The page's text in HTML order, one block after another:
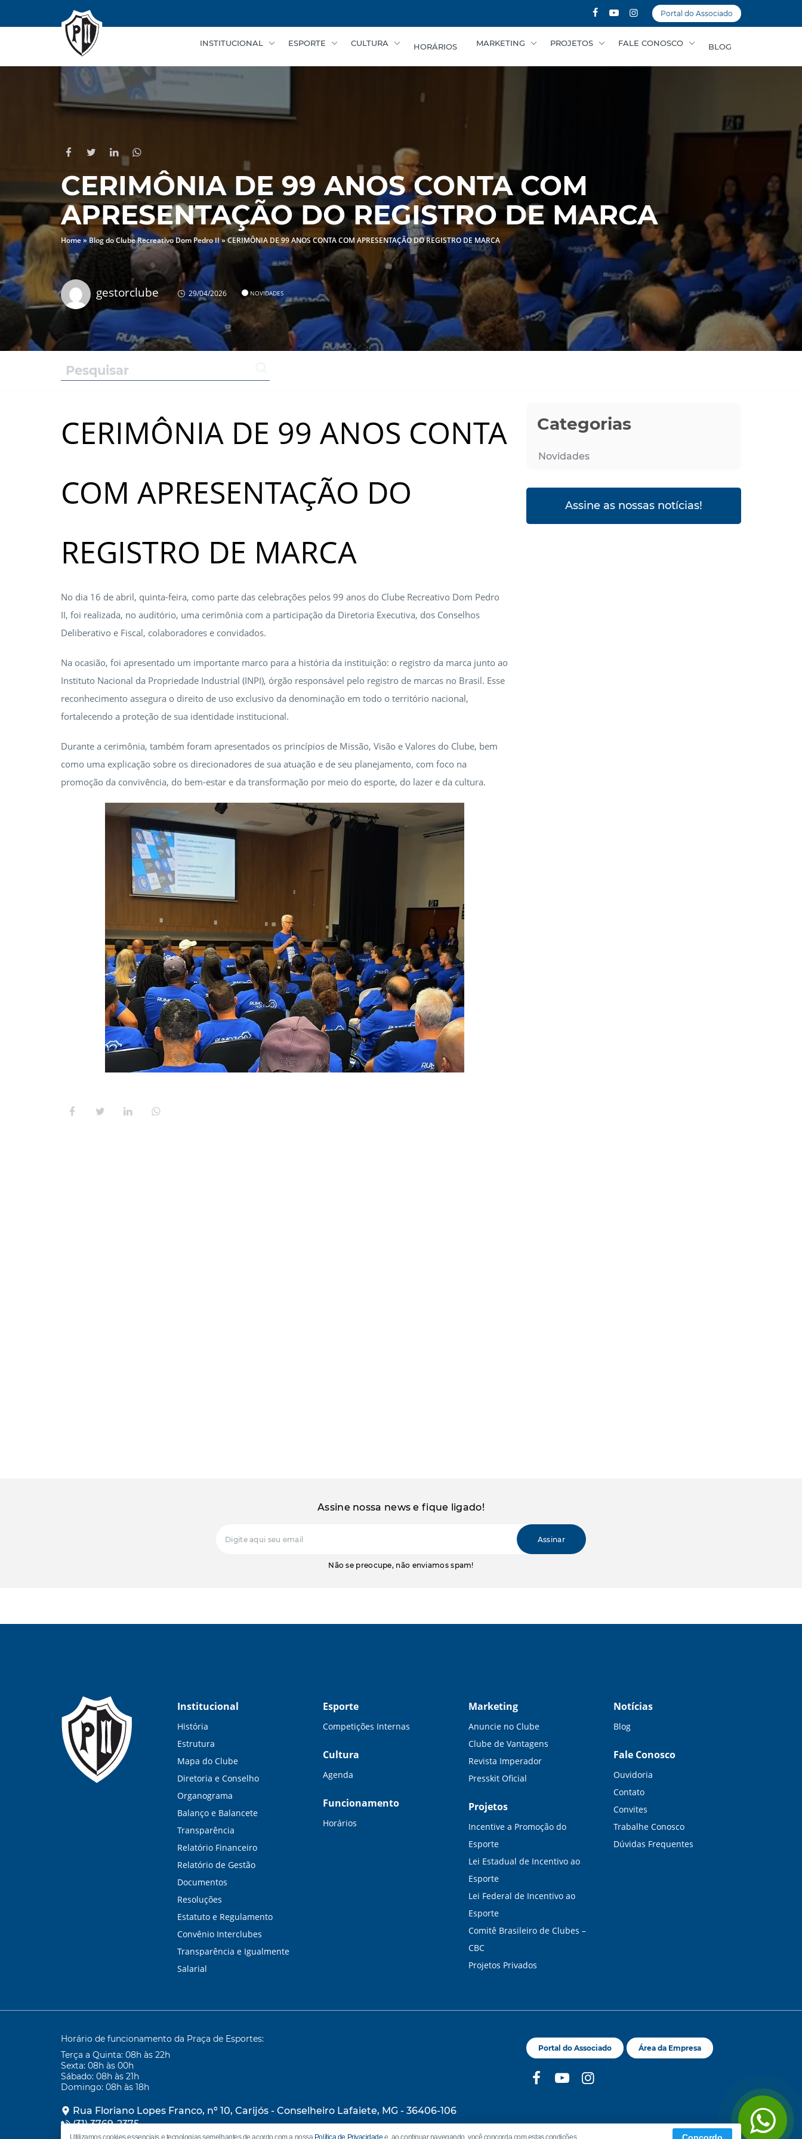
Portal do Associado
INSTITUCIONAL ESPORTE CULTURA HORÁRIOS MARKETING PROJETOS FALE CONOSCO BLOG
CERIMÔNIA DE 99 ANOS CONTA COM
APRESENTAÇÃO DO REGISTRO DE MARCA
Home»Blog do Clube Recreativo Dom Pedro II»CERIMÔNIA DE 99 ANOS CONTA COM APRESENTAÇÃO DO REGISTRO DE MARCA
gestorclube 29/04/2026 NOVIDADES
CERIMÔNIA DE 99 ANOS CONTA
COM APRESENTAÇÃO DO
REGISTRO DE MARCA
No dia 16 de abril, quinta-feira, como parte das celebrações pelos 99 anos do Clube Recreativo Dom Pedro
II, foi realizada, no auditório, uma cerimônia com a participação da Diretoria Executiva, dos Conselhos
Deliberativo e Fiscal, colaboradores e convidados.
Na ocasião, foi apresentado um importante marco para a história da instituição: o registro da marca junto ao
Instituto Nacional da Propriedade Industrial (INPI), órgão responsável pelo registro de marcas no Brasil. Esse
reconhecimento assegura o direito de uso exclusivo da denominação em todo o território nacional,
fortalecendo a proteção de sua identidade institucional.
Durante a cerimônia, também foram apresentados os princípios de Missão, Visão e Valores do Clube, bem
como uma explicação sobre os direcionadores de sua atuação e de seu planejamento, com foco na
promoção da convivência, do bem-estar e da transformação por meio do esporte, do lazer e da cultura.
Categorias
Novidades
Assine as nossas notícias!
Utilizamos cookies essenciais e tecnologias semelhantes de acordo com a nossa Política de Privacidade e, ao continuar navegando, você concorda com estas condições.
Assine nossa news e fique ligado!
Não se preocupe, não enviamos spam!
Institucional
História
Estrutura
Mapa do Clube
Diretoria e Conselho
Organograma
Balanço e Balancete
Transparência
Relatório Financeiro
Relatório de Gestão
Documentos
Resoluções
Estatuto e Regulamento
Convênio Interclubes
Transparência e Igualmente
Salarial
Esporte
Competições Internas
Cultura
Agenda
Funcionamento
Horários
Marketing
Anuncie no Clube
Clube de Vantagens
Revista Imperador
Presskit Oficial
Projetos
Incentive a Promoção do
Esporte
Lei Estadual de Incentivo ao
Esporte
Lei Federal de Incentivo ao
Esporte
Comitê Brasileiro de Clubes –
CBC
Projetos Privados
Notícias
Blog
Fale Conosco
Ouvidoria
Contato
Convites
Trabalhe Conosco
Dúvidas Frequentes
Horário de funcionamento da Praça de Esportes:
Terça a Quinta: 08h às 22h
Sexta: 08h às 00h
Sábado: 08h às 21h
Domingo: 08h às 18h
Rua Floriano Lopes Franco, nº 10, Carijós - Conselheiro Lafaiete, MG - 36406-106
(31) 3769-2375
Portal do Associado Área da Empresa